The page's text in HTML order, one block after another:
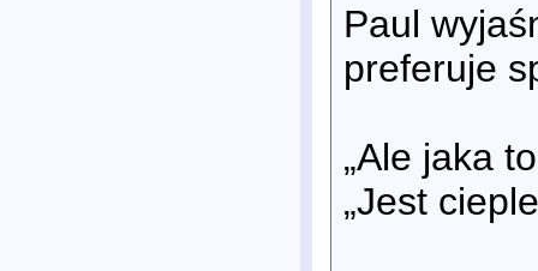
Paul
preferuje
„Ale jaka
„Jest